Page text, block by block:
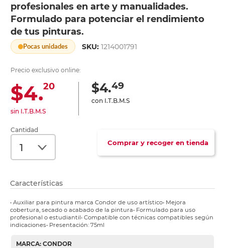
profesionales en arte y manualidades.
Formulado para potenciar el rendimiento
de tus pinturas.
Pocas unidades SKU:1214001791
Precio exclusivo online:
$4.20
sin I.T.B.M.S
$4.49
con I.T.B.M.S
Cantidad
Comprar y recoger en tienda
Características
• Auxiliar para pintura marca Condor de uso artístico• Mejora
cobertura, secado o acabado de la pintura• Formulado para uso
profesional o estudiantil• Compatible con técnicas compatibles según
indicaciones• Presentación: 75ml
MARCA: CONDOR